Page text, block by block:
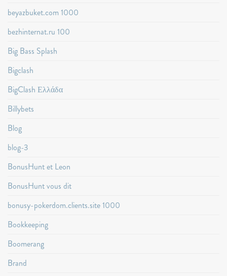
beyazbuket.com 1000
bezhinternat.ru 100
Big Bass Splash
Bigclash
BigClash Ελλάδα
Billybets
Blog
blog-3
BonusHunt et Leon
BonusHunt vous dit
bonusy-pokerdom.clients.site 1000
Bookkeeping
Boomerang
Brand